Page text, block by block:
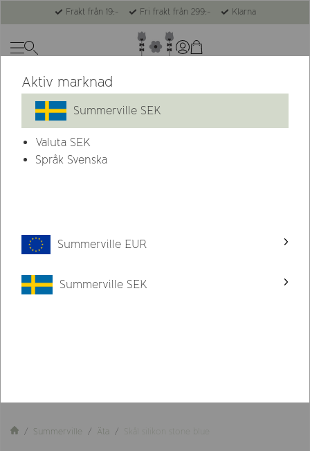
Frakt från 19:- Fri frakt från 299:- Klarna
Summerville Äta Skål silikon stone blue
Aktiv marknad
Summerville SEK
Valuta SEK
Språk Svenska
Summerville EUR
Summerville SEK